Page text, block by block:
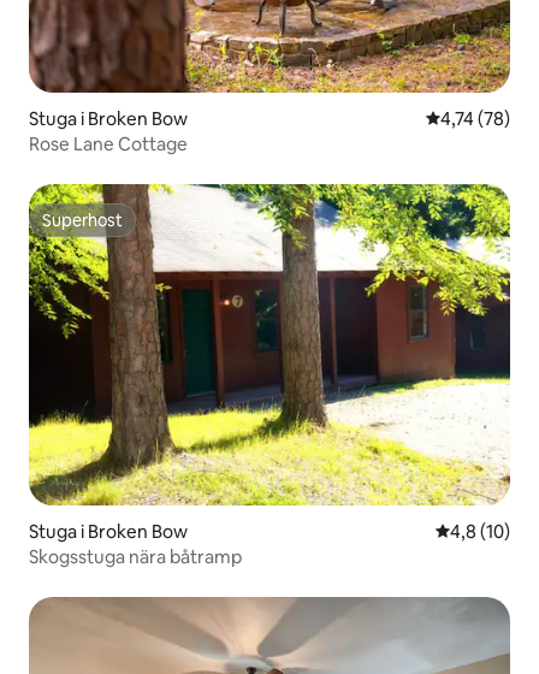
Stuga i Broken Bow 4,74 av 5 i
4,74 (78)
Rose Lane Cottage
Superhost
Superhost
Stuga i Broken Bow 4,8 av 5 i
4,8 (10)
Skogsstuga nära båtramp